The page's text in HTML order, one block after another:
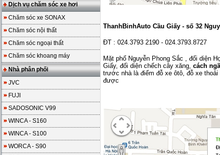
Dịch vụ chăm sóc xe hơi
Chăm sóc xe SONAX
Chăm sóc nội thất
Chăm sóc ngoại thất
Chăm sóc khoang máy
Nhà phân phối
JVC
FUJI
SADOSONIC V99
WINCA - S160
WINCA - S100
WORCA - S90
ThanhBinhAuto Cầu Giấy - số 32
ĐT : 024.3793 2190 - 024.3793.8727
Mặt phố Nguyễn Phong Sắc , đối diện
Giấy, đối diện chếch cây xăng, cách
trước nhà là điểm đỗ xe ôtô, đỗ xe
được